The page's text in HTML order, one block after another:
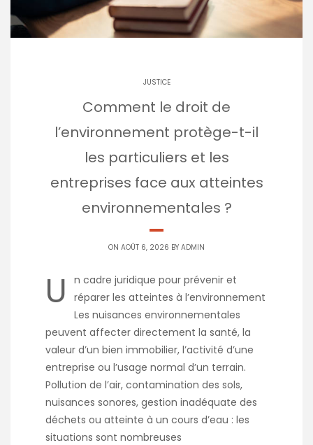
JUSTICE
Comment le droit de
l’environnement protège-t-il
les particuliers et les
entreprises face aux atteintes
environnementales ?
ON AOÛT 6, 2026 BY ADMIN
U
n cadre juridique pour prévenir et
réparer les atteintes à l’environnement
Les nuisances environnementales
peuvent affecter directement la santé, la
valeur d’un bien immobilier, l’activité d’une
entreprise ou l’usage normal d’un terrain.
Pollution de l’air, contamination des sols,
nuisances sonores, gestion inadéquate des
déchets ou atteinte à un cours d’eau : les
situations sont nombreuses